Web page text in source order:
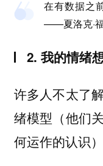
在有数据之
——夏洛克·
2. 我的情绪
许多人不太了
绪模型（他们
何运作的认识